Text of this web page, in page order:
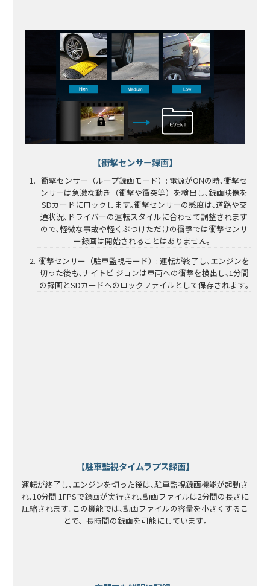
【衝撃センサー録画】
衝撃センサー（ループ録画モード）: 電源がONの時､衝撃セ
ンサーは急激な動き（衝撃や衝突等）を検出し､録画映像を
SDカードにロックします｡衝撃センサーの感度は､道路や交
通状況､ドライバーの運転スタイルに合わせて調整されます
ので､軽微な事故や軽くぶつけただけの衝撃では衝撃センサ
ー録画は開始されることはありません。
衝撃センサー（駐車監視モード）: 運転が終了し､エンジンを
切った後も､ナイトビ ジョンは車両への衝撃を検出し､1分間
の録画とSDカードへのロックファイルとして保存されます｡
【駐車監視タイムラプス録画】
運転が終了し､エンジンを切った後は､駐車監視録画機能が起動さ
れ､10分間 1FPSで録画が実行され､動画ファイルは2分間の長さに
圧縮されます｡この機能では､動画ファイルの容量を小さくするこ
とで、長時間の録画を可能にしています｡